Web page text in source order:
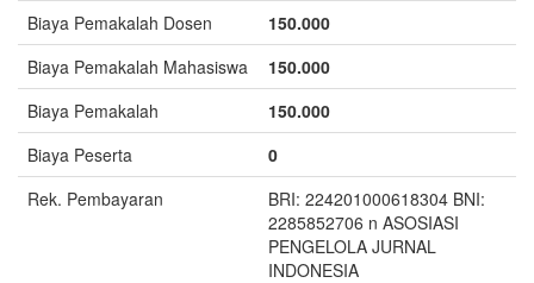
Biaya Pemakalah Dosen
150.000
Biaya Pemakalah Mahasiswa
150.000
Biaya Pemakalah
150.000
Biaya Peserta
0
Rek. Pembayaran
BRI: 224201000618304 BNI:
2285852706 n ASOSIASI
PENGELOLA JURNAL
INDONESIA